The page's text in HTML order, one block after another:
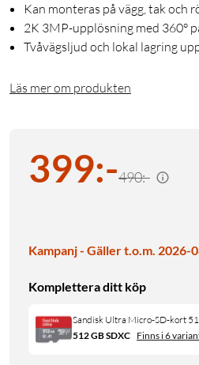
Kan monteras på vägg, tak och
2K 3MP-upplösning med 360°
Tvåvägsljud och lokal lagring
Läs mer om produkten
399:-490:-
Kampanj - Gäller t.o.m. 2026-
Komplettera ditt köp
Sandisk Ultra Micro-SD-kort
512 GB SDXC Finns i 6